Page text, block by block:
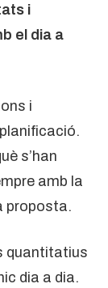
i
el dia a
i
s’han
amb la
proposta.
quantitatius
dia a dia.